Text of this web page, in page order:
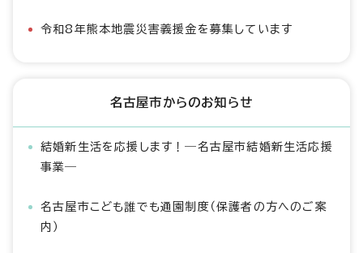
令和8年熊本地震災害義援金を募集しています
名古屋市からのお知らせ
結婚新生活を応援します！―名古屋市結婚新生活応援
事業―
名古屋市こども誰でも通園制度（保護者の方へのご案
内）